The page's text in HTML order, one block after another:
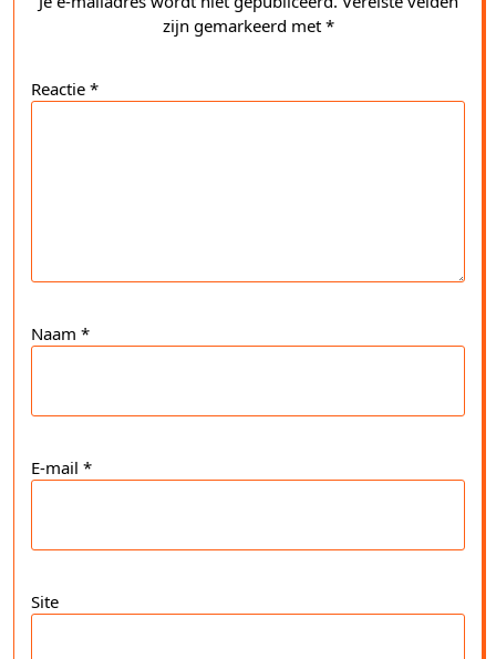
zijn gemarkeerd met *
Reactie *
Naam *
E-mail *
Site